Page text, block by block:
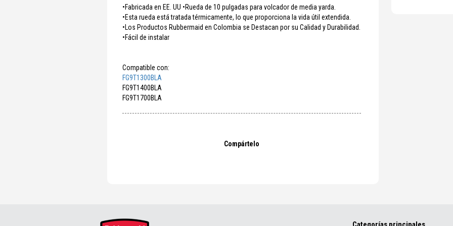
•Fabricada en EE. UU •Rueda de 10 pulgadas para volcador de media yarda.
•Esta rueda está tratada térmicamente, lo que proporciona la vida útil extendida.
•Los Productos Rubbermaid en Colombia se Destacan por su Calidad y Durabilidad.
•Fácil de instalar
Compatible con:
FG9T1300BLA
FG9T1400BLA
FG9T1700BLA
Compártelo